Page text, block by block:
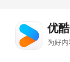
优酷
为好内